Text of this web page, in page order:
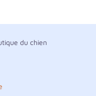
du chien